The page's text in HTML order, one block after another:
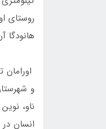
روستای
هانودگا
و
ناو،